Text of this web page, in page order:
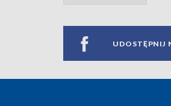
UDOSTĘPNIJ